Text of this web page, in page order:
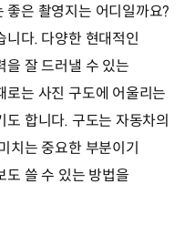
은 촬영지는 어디일까요?
니다. 다양한 현대적인
을 잘 드러낼 수 있는
로는 사진 구도에 어울리는
합니다. 구도는 자동차의
치는 중요한 부분이기
도 쓸 수 있는 방법을